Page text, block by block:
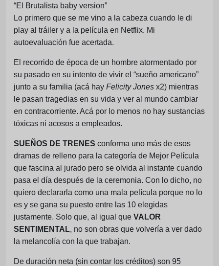
“El Brutalista baby version”
Lo primero que se me vino a la cabeza cuando le di
play al tráiler y a la película en Netflix. Mi
autoevaluación fue acertada.
El recorrido de época de un hombre atormentado por
su pasado en su intento de vivir el “sueño americano”
junto a su familia (acá hay Felicity Jones x2) mientras
le pasan tragedias en su vida y ver al mundo cambiar
en contracorriente. Acá por lo menos no hay sustancias
tóxicas ni acosos a empleados.
SUEÑOS DE TRENES conforma uno más de esos
dramas de relleno para la categoría de Mejor Película
que fascina al jurado pero se olvida al instante cuando
pasa el día después de la ceremonia. Con lo dicho, no
quiero declararla como una mala película porque no lo
es y se gana su puesto entre las 10 elegidas
justamente. Solo que, al igual que VALOR
SENTIMENTAL, no son obras que volvería a ver dado
la melancolía con la que trabajan.
De duración neta (sin contar los créditos) son 95